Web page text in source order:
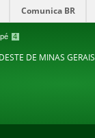
4
Comunica BR
DE MINAS GERAIS